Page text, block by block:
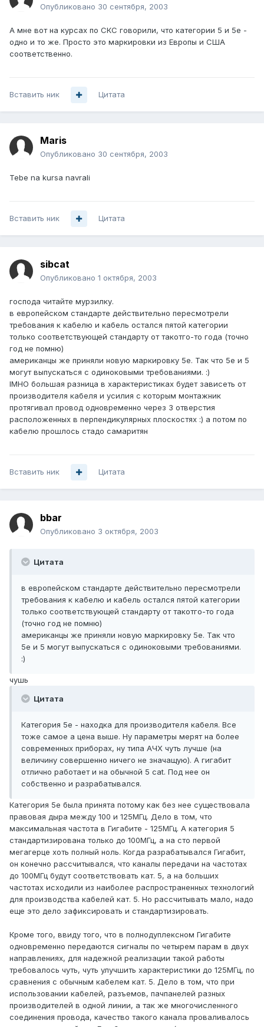
Опубликовано 30 сентября, 2003
А мне вот на курсах по СКС говорили, что категории 5 и 5е -
одно и то же. Просто это маркировки из Европы и США
соответственно.
Вставить ник Цитата
Maris
Опубликовано 30 сентября, 2003
Tebe na kursa navrali
Вставить ник Цитата
sibcat
Опубликовано 1 октября, 2003
господа читайте мурзилку.
в европейском стандарте действительно пересмотрели
требования к кабелю и кабель остался пятой категории
только соответствующей стандарту от такотго-то года (точно
год не помню)
американцы же приняли новую маркировку 5е. Так что 5е и 5
могут выпускаться с одиноковыми требованиями. :)
IMHO большая разница в характеристиках будет зависеть от
производителя кабеля и усилия с которым монтажник
протягивал провод одновременно через 3 отверстия
расположенных в перпендикулярных плоскостях :) а потом по
кабелю прошлось стадо самаритян
Вставить ник Цитата
bbar
Опубликовано 3 октября, 2003
Цитата
в европейском стандарте действительно пересмотрели
требования к кабелю и кабель остался пятой категории
только соответствующей стандарту от такотго-то года
(точно год не помню)
американцы же приняли новую маркировку 5е. Так что
5е и 5 могут выпускаться с одиноковыми требованиями.
:)
чушь
Цитата
Категория 5e - находка для производителя кабеля. Все
тоже самое а цена выше. Ну параметры мерят на более
современных приборах, ну типа АЧХ чуть лучше (на
величину совершенно ничего не значащую). А гигабит
отлично работает и на обычной 5 cat. Под нее он
собственно и разрабатывался.
Категория 5e была принята потому как без нее существовала
правовая дыра между 100 и 125МГц. Дело в том, что
максимальная частота в Гигабите - 125МГц. А категория 5
стандартизирована только до 100МГц, а на сто первой
мегагерце хоть полный ноль. Когда разрабатывался Гигабит,
он конечно рассчитывался, что каналы передачи на частотах
до 100МГц будут соответствовать кат. 5, а на больших
частотах исходили из наиболее распространенных технологий
для производства кабелей кат. 5. Но рассчитывать мало, надо
еще это дело зафиксировать и стандартизировать.
Кроме того, ввиду того, что в полнодуплексном Гигабите
одновременно передаются сигналы по четырем парам в двух
направлениях, для надежной реализации такой работы
требовалось чуть, чуть улучшить характеристики до 125МГц, по
сравнения с обычным кабелем кат. 5. Дело в том, что при
использовании кабелей, разъемов, пачпанелей разных
производителей в одной линии, а так же многочисленного
соединения провода, качество такого канала проваливалось